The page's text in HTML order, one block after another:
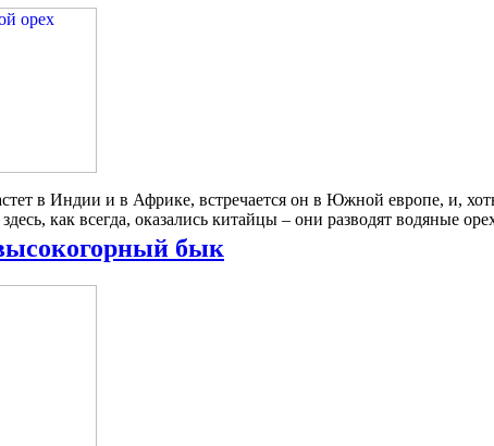
в Индии и в Африке, встречается он в Южной европе, и,
как всегда, оказались китайцы – они разводят водяные
бык